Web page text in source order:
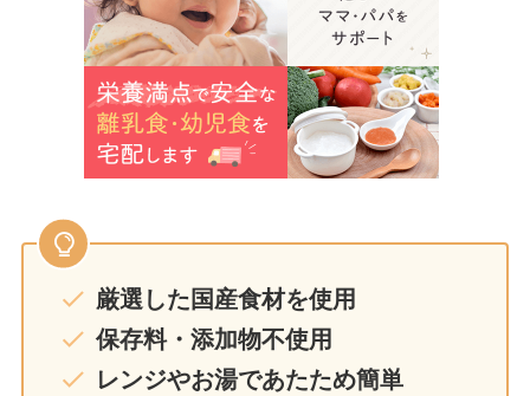
厳選した国産食材を使用
保存料・添加物不使用
レンジやお湯であたため簡単